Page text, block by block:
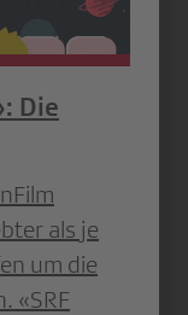
Die
als je
um die
«SRF